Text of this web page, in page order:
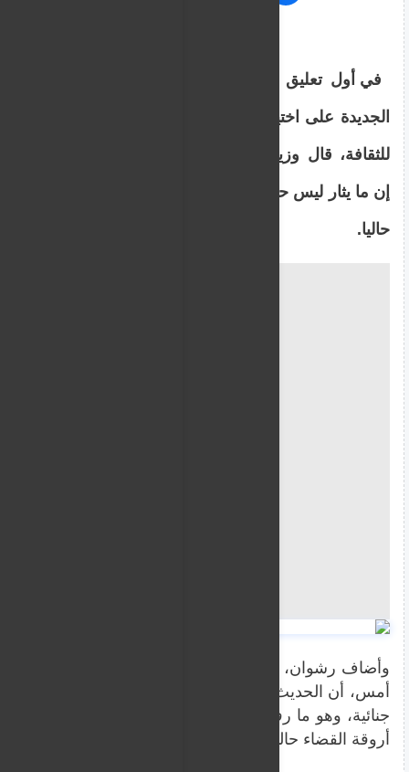
في أول تعليق رسمي من الحكومة المصرية
الجديدة على اختيار شخصية جدلية لتكون وزيرة
للثقافة، قال وزير الدولة للإعلام ضياء رشوان،
إن ما يثار ليس حديثا موثوقا وإن الأمر بيد القضاء
حاليا.
وأضاف رشوان، في مؤتمر صحفي هو الأول للحكومة
أمس، أن الحديث حول بعض الوزراء الجدد في الحكومة
جنائية، وهو ما رفضه مؤكدا أن الأمر فيما يخص وزيرة
أروقة القضاء حاليا.